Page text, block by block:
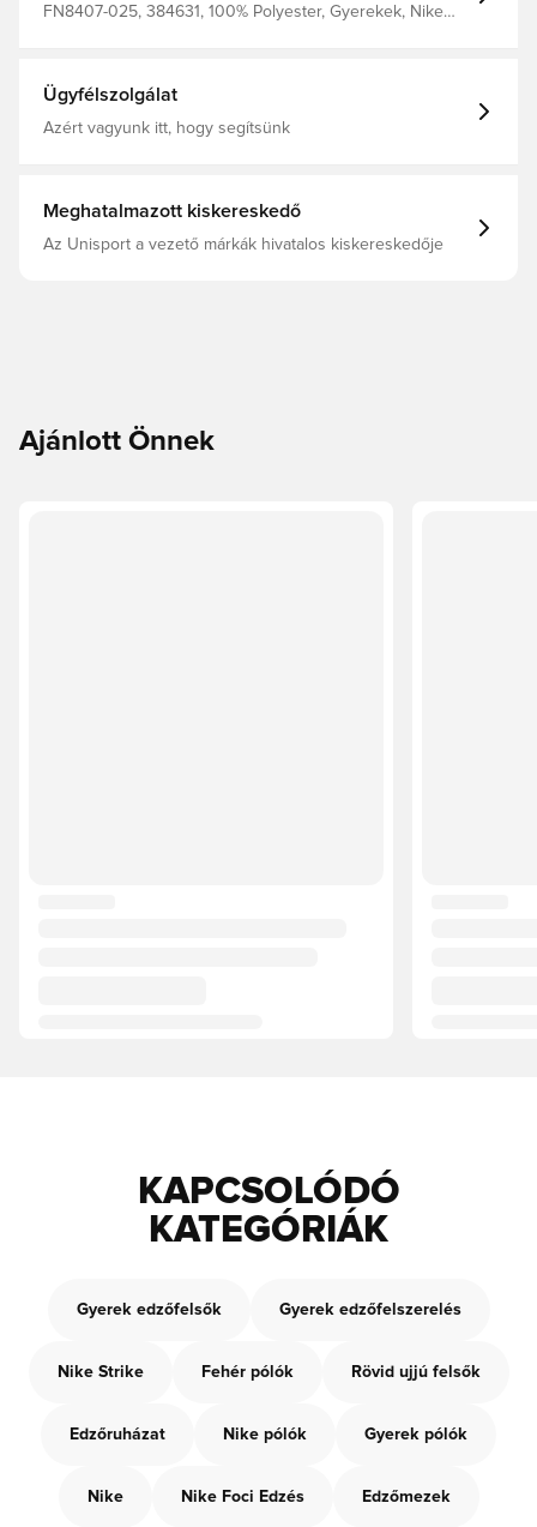
FN8407-025, 384631, 100% Polyester, Gyerekek, Nike
Ügyfélszolgálat
Azért vagyunk itt, hogy segítsünk
Meghatalmazott kiskereskedő
Az Unisport a vezető márkák hivatalos kiskereskedője
Ajánlott Önnek
KAPCSOLÓDÓ
KATEGÓRIÁK
Gyerek edzőfelsők Gyerek edzőfelszerelés
Nike Strike Fehér pólók Rövid ujjú felsők
Edzőruházat Nike pólók Gyerek pólók
Nike Nike Foci Edzés Edzőmezek